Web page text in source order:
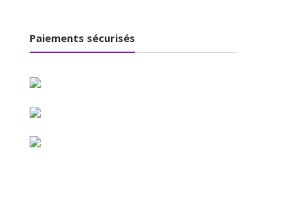
Paiements sécurisés